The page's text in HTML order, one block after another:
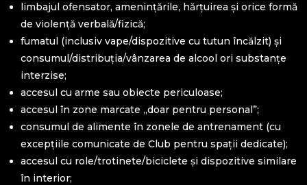
limbajul ofensator, amenințările, hărțuirea și orice formă
de violență verbală/fizică;
fumatul (inclusiv vape/dispozitive cu tutun încălzit) și
consumul/distribuția/vânzarea de alcool ori substanțe
interzise;
accesul cu arme sau obiecte periculoase;
accesul în zone marcate „doar pentru personal”;
consumul de alimente în zonele de antrenament (cu
excepțiile comunicate de Club pentru spații dedicate);
accesul cu role/trotinete/biciclete și dispozitive similare
în interior;